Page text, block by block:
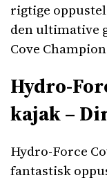
rigtige
den ultimative
Cove
Hydro-
kajak –
Hydro-Force
fantastisk